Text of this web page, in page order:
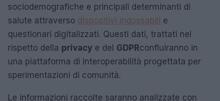
sociodemografiche e principali determinanti di
salute attraverso dispositivi indossabili e
questionari digitalizzati. Questi dati, trattati nel
rispetto della privacy e del GDPRconfluiranno in
una piattaforma di interoperabilità progettata per
sperimentazioni di comunità.
Le informazioni raccolte saranno analizzate con